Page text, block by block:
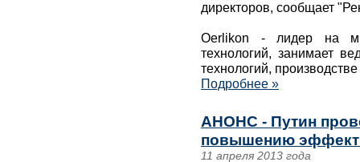
директоров, сообщает
Oerlikon - лидер на
технологий, занимает
технологий,
Подробнее »
АНОНС - Путин
повышению
11 апреля 2013 года